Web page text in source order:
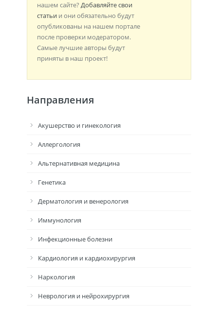
нашем сайте? Добавляйте свои
статьи и они обязательно будут
опубликованы на нашем портале
после проверки модератором.
Самые лучшие авторы будут
приняты в наш проект!
Направления
Акушерство и гинекология
Аллергология
Альтернативная медицина
Генетика
Дерматология и венерология
Иммунология
Инфекционные болезни
Кардиология и кардиохирургия
Наркология
Неврология и нейрохирургия